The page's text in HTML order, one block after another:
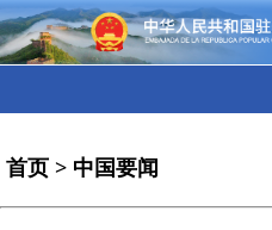
首页 > 中国要闻